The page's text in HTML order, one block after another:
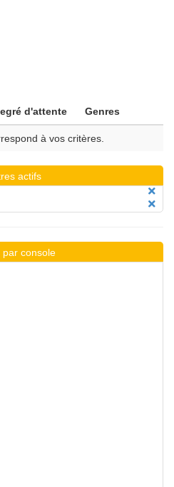
d'attente Genres
à vos critères.
actifs
par console